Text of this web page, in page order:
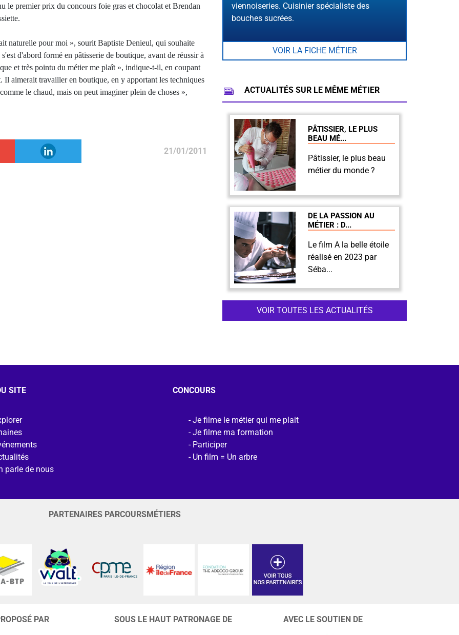
le premier prix du concours foie gras et chocolat et Brendan
naturelle pour moi », sourit Baptiste Denieul, qui souhaite
d'abord formé en pâtisserie de boutique, avant de réussir à
et très pointu du métier me plaît », indique-t-il, en coupant
aimerait travailler en boutique, en y apportant les techniques
le chaud, mais on peut imaginer plein de choses »,
21/01/2011
viennoiseries. Cuisinier spécialiste des
bouches sucrées.
VOIR LA FICHE MÉTIER
ACTUALITÉS SUR LE MÊME MÉTIER
PÂTISSIER, LE PLUS
BEAU MÉ...
Pâtissier, le plus beau
métier du monde ?
DE LA PASSION AU
MÉTIER : D...
Le film A la belle étoile
réalisé en 2023 par
Séba...
VOIR TOUTES LES ACTUALITÉS
SITE
parle de nous
CONCOURS
Je filme le métier qui me plait
Je filme ma formation
Participer
Un film = Un arbre
PARTENAIRES PARCOURSMÉTIERS
PAR SOUS LE HAUT PATRONAGE DE AVEC LE SOUTIEN DE